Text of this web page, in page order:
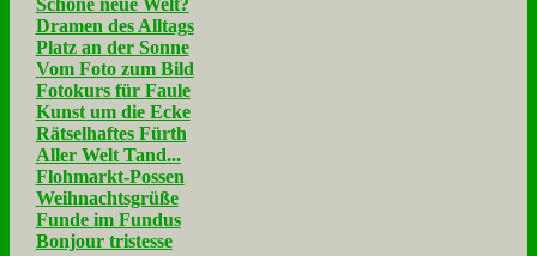
Dramen des Alltags
Platz an der Sonne
Vom Foto zum Bild
Fotokurs für Faule
Kunst um die Ecke
Rätselhaftes Fürth
Aller Welt Tand...
Flohmarkt-Possen
Weihnachtsgrüße
Funde im Fundus
Bonjour tristesse